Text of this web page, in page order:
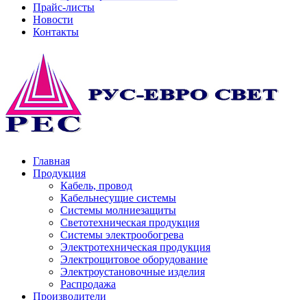
Прайс-листы
Новости
Контакты
Главная
Продукция
Кабель, провод
Кабельнесущие системы
Системы молниезащиты
Светотехническая продукция
Системы электрообогрева
Электротехническая продукция
Электрощитовое оборудование
Электроустановочные изделия
Распродажа
Производители